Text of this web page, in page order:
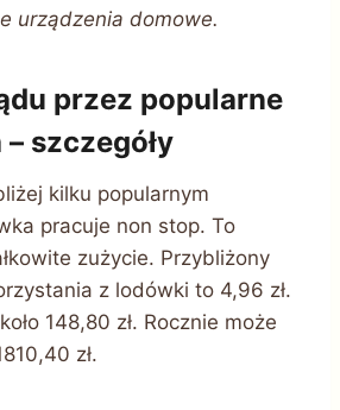
urządzenia domowe.
przez popularne
szczegóły
kilku popularnym
pracuje non stop. To
zużycie. Przybliżony
z lodówki to 4,96 zł.
148,80 zł. Rocznie może
zł.